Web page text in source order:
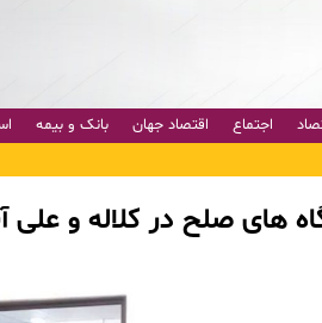
اجتماع اقتصاد جهان بانک و بیمه
های صلح در کلاله و علی